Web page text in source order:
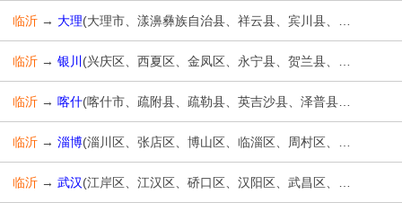
临沂 → 大理(大理市、漾濞彝族自治县、祥云县、宾川县、弥渡县、南涧彝族自治县、巍山彝族回族自治县、永平县、云龙县、洱源县、剑川县、鹤庆县)
临沂 →银川 (兴庆区、西夏区、金凤区、永宁县、贺兰县、灵武市)
临沂 →喀什(喀什市、疏附县、疏勒县、英吉沙县、泽普县、莎车县、叶城县、麦盖提县、岳普湖县、伽师县、巴楚县、塔什库尔干塔吉克自治县)
临沂 →淄博(淄川区、张店区、博山区、临淄区、周村区、桓台县、高青县、沂源县)
临沂 →武汉(江岸区、江汉区、硚口区、汉阳区、武昌区、青山区、洪山区、东西湖区、汉南区、蔡甸区、江夏区、黄陂区、新洲区)